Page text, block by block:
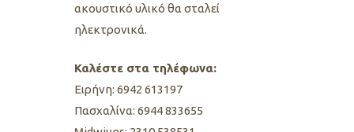
ακουστικό υλικό θα σταλεί
ηλεκτρονικά.
Καλέστε στα τηλέφωνα:
Ειρήνη: 6942 613197
Πασχαλίνα: 6944 833655